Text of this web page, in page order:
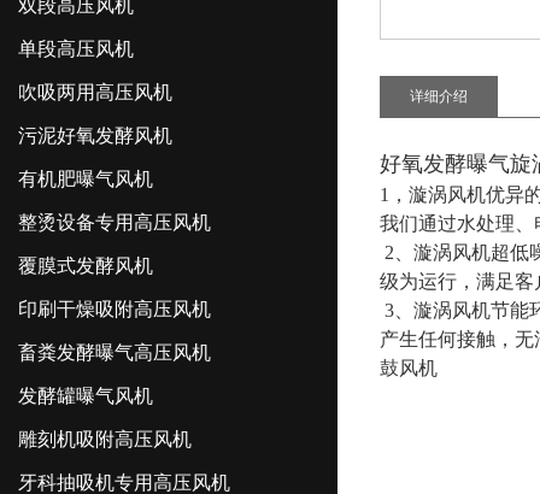
双段高压风机
单段高压风机
吹吸两用高压风机
污泥好氧发酵风机
有机肥曝气风机
整烫设备专用高压风机
覆膜式发酵风机
印刷干燥吸附高压风机
畜粪发酵曝气高压风机
发酵罐曝气风机
雕刻机吸附高压风机
牙科抽吸机专用高压风机
详细介绍
好氧发酵曝气旋
1，漩涡风机优异
我们通过水处理
2、漩涡风机超低
级为运行，满足
3、漩涡风机节能
产生任何接触，
鼓风机